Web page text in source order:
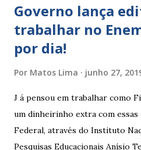
Governo lança
trabalhar no
por dia!
Por Matos Lima junho 27,
J á pensou em trabalhar como
um dinheirinho extra com essas
Federal, através do Instituto
Pesquisas Educacionais Anísio